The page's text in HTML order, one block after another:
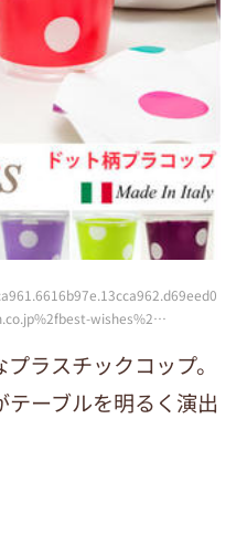
wishes%2…
ラスチックコップ。
ーブルを明るく演出